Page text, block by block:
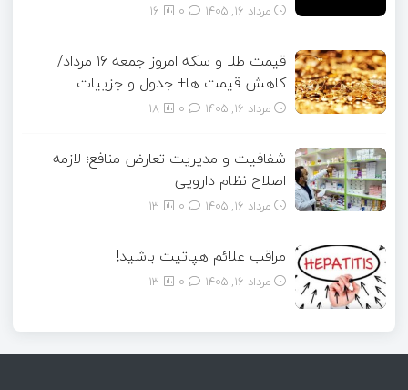
مرداد ۱۶, ۱۴۰۵ 16
قیمت طلا و سکه امروز جمعه ۱۶ مرداد/
کاهش قیمت ها+ جدول و جزییات
مرداد ۱۶, ۱۴۰۵ 18
شفافیت و مدیریت تعارض منافع؛ لازمه
اصلاح نظام دارویی
مرداد ۱۶, ۱۴۰۵ 13
مراقب علائم هپاتیت باشید!
مرداد ۱۶, ۱۴۰۵ 13